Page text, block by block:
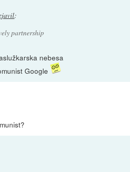
:
partnership
nebesa
Google